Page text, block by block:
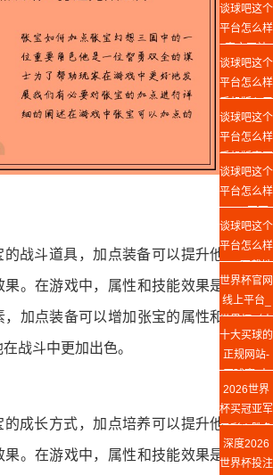
的战斗道具，加点装备可以提升他
果。在游戏中，属性和技能效果是
，加点装备可以增加张宝的属性和
战斗中更加出色。
的成长方式，加点培养可以提升他
果。在游戏中，属性和技能效果是
谈球吧这个
平台怎么样
官方网站
谈球吧这个
平台怎么样
手机版入口
谈球吧这个
平台怎么样
手机版官网
谈球吧这个
平台怎么样
Web网页
版
谈球吧这个
平台怎么样
app下载地
址
世界杯官网
线上平台_
世界杯（中
国）
十大买球的
正规网站-
买球赛(中
国)官方网
站
2026世界
杯买冠亚军
足彩丨胜负
竞猜攻略
深度2026
世界杯投注